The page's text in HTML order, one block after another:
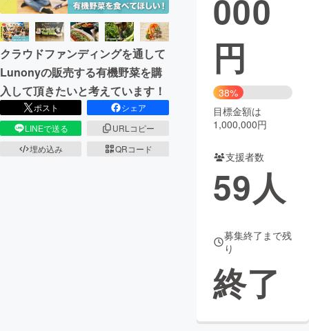
ビジネス・起業 チャレンジ
まちづくり・地域活性化
CAMPFIRE for Social Good
CAMPFIRE Creation
CAMPFIREふるさと納税
コミュニティ
クラウドファンディングを通して
Lunonyの販売する有機野菜を購
入して頂きたいと考えています！
ポスト
シェア
LINEで送る
URLコピー
埋め込み
QRコード
000
円
38%
目標金額は
1,000,000円
支援者数
59人
募集終了まで残
り
終了